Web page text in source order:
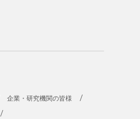
企業・研究機関の皆様